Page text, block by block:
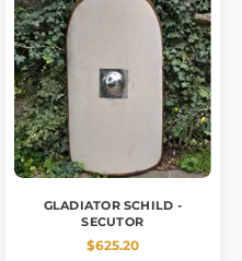
GLADIATOR SCHILD -
SECUTOR
$625.20